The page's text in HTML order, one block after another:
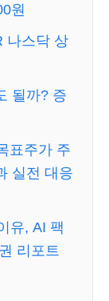
원
나스닥 상
될까? 증
표주가 주
실전 대응
유, AI 팩
리포트